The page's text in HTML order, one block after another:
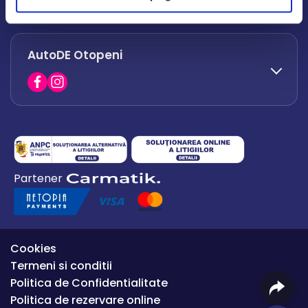
office.afumati@autode.ro
0730 063 852
0730 063 851
AutoDE Otopeni
0754 649 360
office.premium@autode.ro
Partener
Cookies
Termeni si conditii
Politica de Confidentialitate
Politica de rezervare online